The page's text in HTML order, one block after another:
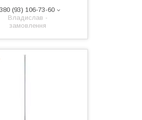
(93) 106-73-60
Владислав -
замовлення